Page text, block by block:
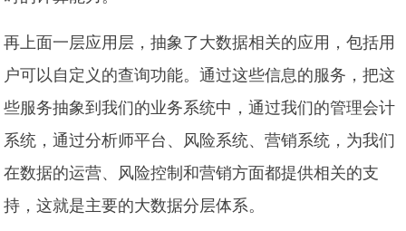
再上面一层应用层，抽象了大数据相关的应用，包括用
户可以自定义的查询功能。通过这些信息的服务，把这
些服务抽象到我们的业务系统中，通过我们的管理会计
系统，通过分析师平台、风险系统、营销系统，为我们
在数据的运营、风险控制和营销方面都提供相关的支
持，这就是主要的大数据分层体系。